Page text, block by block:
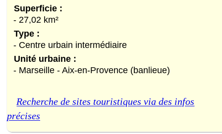
Superficie :
- 27,02 km²
Type :
- Centre urbain intermédiaire
Unité urbaine :
- Marseille - Aix-en-Provence (banlieue)
Recherche de sites touristiques via des infos
précises